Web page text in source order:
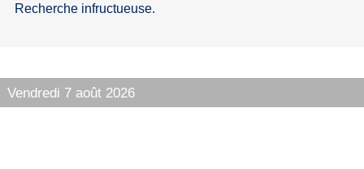
Recherche infructueuse.
Vendredi 7 août 2026